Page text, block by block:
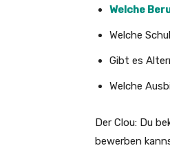
Welche
Welche
Gibt es
Welche
Der Clou: Du
bewerben